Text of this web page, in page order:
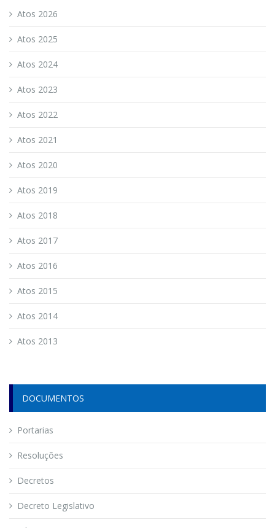
Atos 2026
Atos 2025
Atos 2024
Atos 2023
Atos 2022
Atos 2021
Atos 2020
Atos 2019
Atos 2018
Atos 2017
Atos 2016
Atos 2015
Atos 2014
Atos 2013
DOCUMENTOS
Portarias
Resoluções
Decretos
Decreto Legislativo